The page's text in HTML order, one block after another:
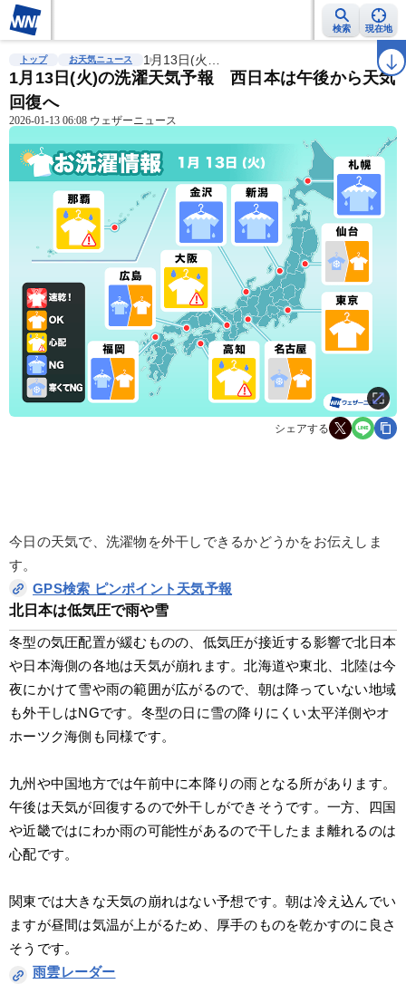
検索 現在地
雨雲レーダー 台風情報 地震情報 ラ
トップ お天気ニュース 1月13日(火…
1月13日(火)の洗濯天気予報 西日本は午後から天気
回復へ
2026-01-13 06:08 ウェザーニュース
シェアする
今日の天気で、洗濯物を外干しできるかどうかをお伝えしま
す。
GPS検索 ピンポイント天気予報
北日本は低気圧で雨や雪
冬型の気圧配置が緩むものの、低気圧が接近する影響で北日本
や日本海側の各地は天気が崩れます。北海道や東北、北陸は今
夜にかけて雪や雨の範囲が広がるので、朝は降っていない地域
も外干しはNGです。冬型の日に雪の降りにくい太平洋側やオ
ホーツク海側も同様です。
九州や中国地方では午前中に本降りの雨となる所があります。
午後は天気が回復するので外干しができそうです。一方、四国
や近畿ではにわか雨の可能性があるので干したまま離れるのは
心配です。
関東では大きな天気の崩れはない予想です。朝は冷え込んでい
ますが昼間は気温が上がるため、厚手のものを乾かすのに良さ
そうです。
雨雲レーダー